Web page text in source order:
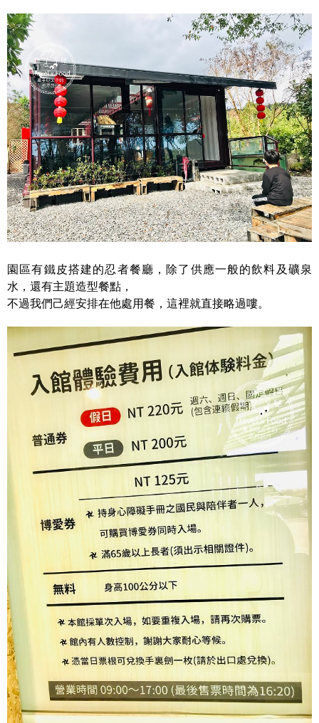
園區有鐵皮搭建的忍者餐廳，除了供應一般的飲料及礦泉
水，還有主題造型餐點，
不過我們己經安排在他處用餐，這裡就直接略過嘍。